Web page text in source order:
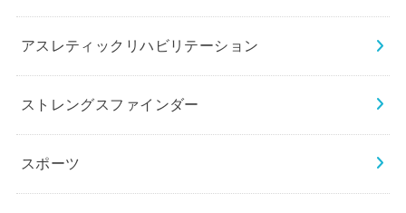
アスレティックリハビリテーション
ストレングスファインダー
スポーツ